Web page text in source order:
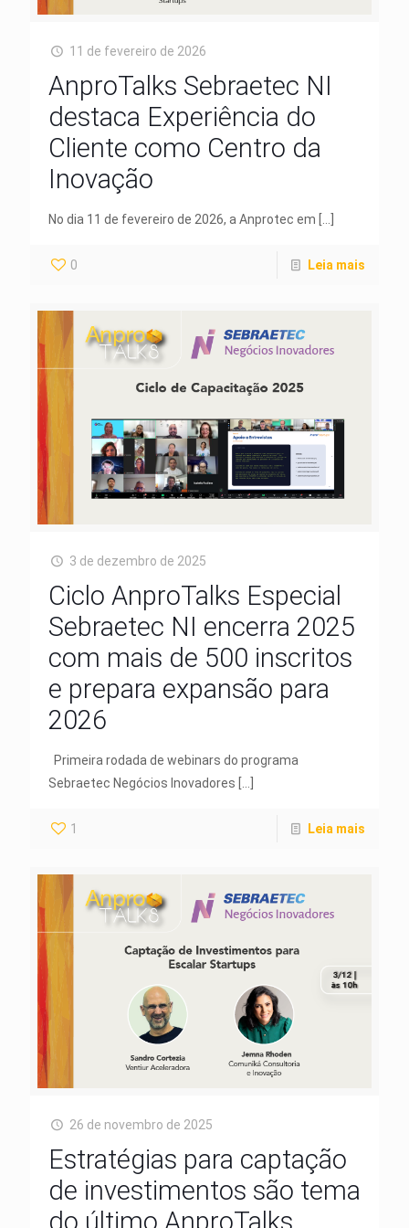
11 de fevereiro de 2026
AnproTalks Sebraetec NI
destaca Experiência do
Cliente como Centro da
Inovação
No dia 11 de fevereiro de 2026, a Anprotec em […]
0 Leia mais
3 de dezembro de 2025
Ciclo AnproTalks Especial
Sebraetec NI encerra 2025
com mais de 500 inscritos
e prepara expansão para
2026
Primeira rodada de webinars do programa
Sebraetec Negócios Inovadores
1 Leia mais
26 de novembro de 2025
Estratégias para captação
de investimentos são tema
do último AnproTalks